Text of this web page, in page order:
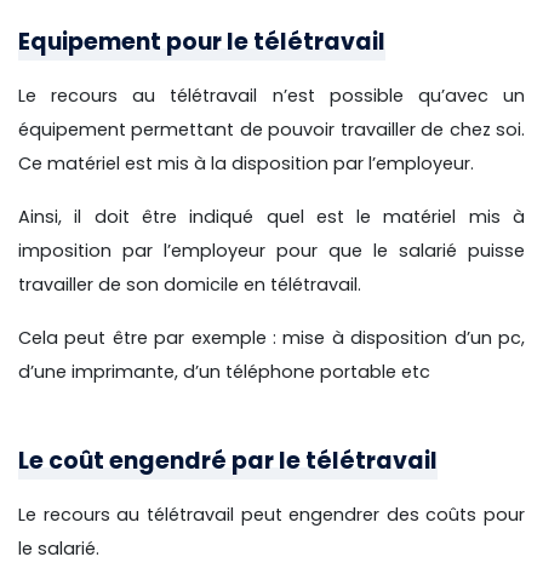
Equipement pour le télétravail
Le recours au télétravail n’est possible qu’avec un
équipement permettant de pouvoir travailler de chez soi.
Ce matériel est mis à la disposition par l’employeur.
Ainsi, il doit être indiqué quel est le matériel mis à
imposition par l’employeur pour que le salarié puisse
travailler de son domicile en télétravail.
Cela peut être par exemple : mise à disposition d’un pc,
d’une imprimante, d’un téléphone portable etc
Le coût engendré par le télétravail
Le recours au télétravail peut engendrer des coûts pour
le salarié.